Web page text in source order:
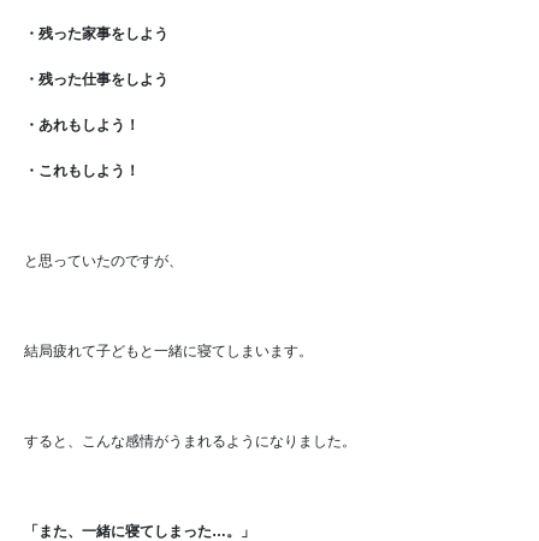
・残った家事をしよう
・残った仕事をしよう
・あれもしよう！
・これもしよう！
と思っていたのですが、
結局疲れて子どもと一緒に寝てしまいます。
すると、こんな感情がうまれるようになりました。
「また、一緒に寝てしまった…。」